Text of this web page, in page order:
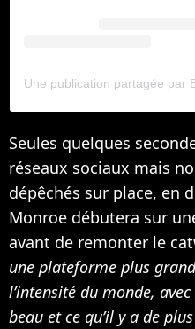
Seules quelques
réseaux sociaux mais
dépêchés sur place, en
Monroe débutera sur
avant de remonter le
une plateforme plus
l’intensité du monde,
beau et ce qu’il y a de